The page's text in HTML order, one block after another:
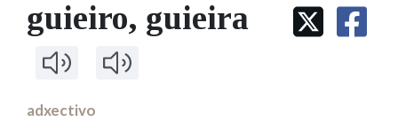
IDENTIDADE CORPORATIVA
MARCIAL DEL ADALID
FIGURAS HOMENAXEADAS
Facebook
TwitterYoutubeInstagram
Bluesky
BUSCAR NOS LEMAS
Comeza por
guieiro, guieira
adxectivo